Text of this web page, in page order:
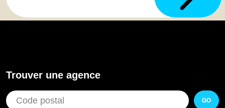
Trouver une agence
GO